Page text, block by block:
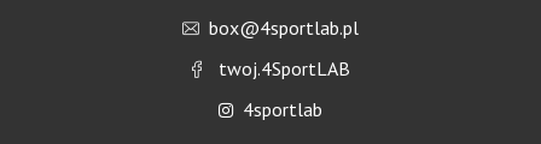
box@4sportlab.pl
twoj.4SportLAB
4sportlab